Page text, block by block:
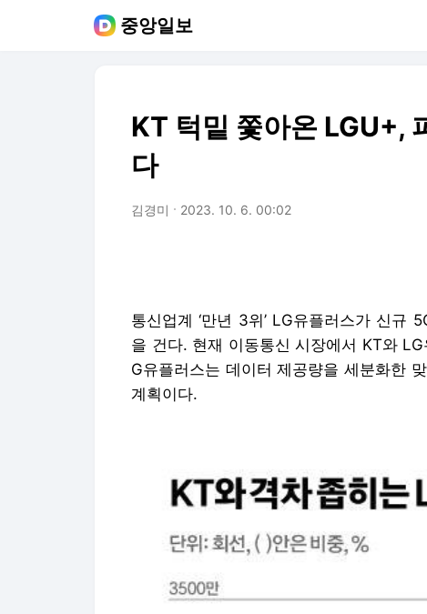
중앙일보
KT 턱밑 쫓아온 LGU+,
다
김경미 2023. 10. 6. 00:02
통신업계 ‘만년 3위’ LG유플러스가 신규
을 건다. 현재 이동통신 시장에서 KT와
G유플러스는 데이터 제공량을 세분화한
계획이다.